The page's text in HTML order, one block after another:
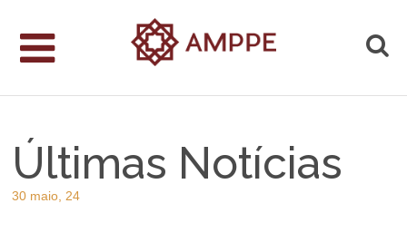
Últimas Notícias
30 maio, 24